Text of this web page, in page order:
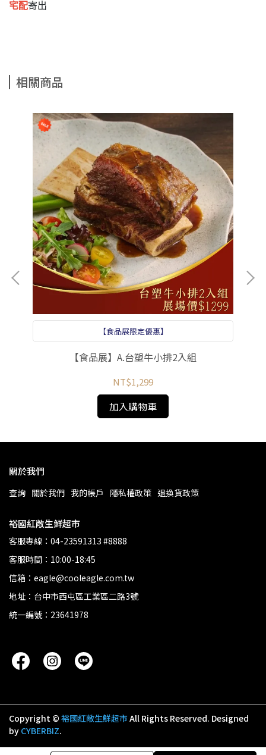
宅配寄出
相關商品
【食品展限定優惠】
【食品展】A.台塑牛小排2入組
NT$1,299
加入購物車
關於我們
查詢 關於我們 我的帳戶 隱私權政策 退換貨政策
裕國紅敞生鮮超市
客服專線：04-23591313 #8888
客服時間：10:00-18:45
信箱：eagle@cooleagle.com.tw
地址：台中市西屯區工業區二路3號
統一編號：23641978
Copyright © 裕國紅敞生鮮超市 All Rights Reserved. Designed
by CYBERBIZ.